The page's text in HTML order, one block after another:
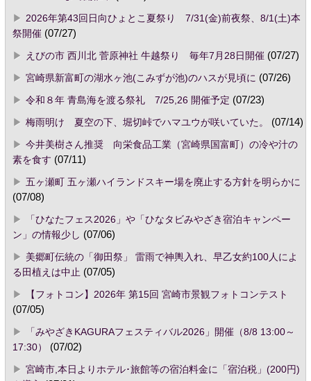
2026年第43回日向ひょとこ夏祭り 7/31(金)前夜祭、8/1(土)本
祭開催(07/27)
えびの市 西川北 菅原神社 牛越祭り 毎年7月28日開催(07/27)
宮崎県新富町の湖水ヶ池(こみずが池)のハスが見頃に (07/26)
令和８年 青島海を渡る祭礼 7/25,26 開催予定 (07/23)
梅雨明け 夏空の下、堀切峠でハマユウが咲いていた。
(07/14)
今井美樹さん推奨 向栄食品工業（宮崎県国富町）の冷や汁の
素を食す (07/11)
五ヶ瀬町 五ヶ瀬ハイランドスキー場を廃止する方針を明らかに
(07/08)
「ひなたフェス2026」や「ひなタビみやざき宿泊キャンペー
ン」の情報少し (07/06)
美郷町伝統の「御田祭」 雷雨で神輿入れ、早乙女約100人によ
る田植えは中止 (07/05)
【フォトコン】2026年 第15回 宮崎市景観フォトコンテスト
(07/05)
「みやざきKAGURAフェスティバル2026」開催（8/8 13:00～
17:30）
(07/02)
宮崎市,本日よりホテル･旅館等の宿泊料金に「宿泊税」(200円)